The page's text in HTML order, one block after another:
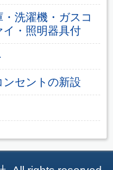
洗濯機・ガスコ
イ・照明器具付
セントの新設